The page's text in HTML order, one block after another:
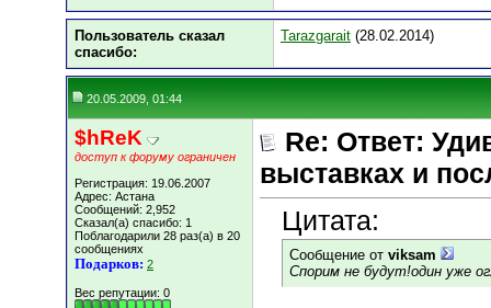
Пользователь сказал
cпасибо:
Tarazgarait (28.02.2014)
20.05.2009, 01:44
$hReK
доступ к форуму ограничен
Регистрация: 19.06.2007
Адрес: Астана
Сообщений: 2,952
Сказал(а) спасибо: 1
Поблагодарили 28 раз(а) в 20
сообщениях
Подарков: 2
Вес репутации: 0
Re: Ответ:
выставках и
Цитата:
Сообщение от viksam
Спорим не будут!один уже